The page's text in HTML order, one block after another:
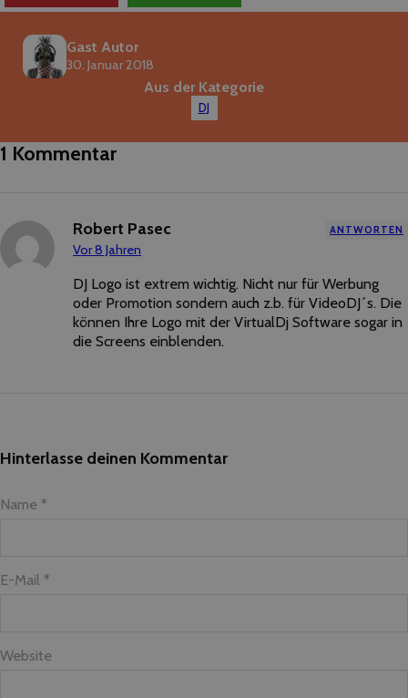
Gast Autor
30. Januar 2018
Aus der Kategorie
DJ
1 Kommentar
Robert Pasec
Vor 8 Jahren
ANTWORTEN
DJ Logo ist extrem wichtig. Nicht nur für Werbung
oder Promotion sondern auch z.b. für VideoDJ´s. Die
können Ihre Logo mit der VirtualDj Software sogar in
die Screens einblenden.
Hinterlasse deinen Kommentar
Name *
E-Mail *
Website